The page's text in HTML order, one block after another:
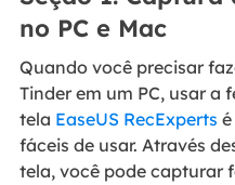
no PC e Mac
Quando você precisar
Tinder em um PC, usar a
tela EaseUS RecExperts
fáceis de usar. Através
tela, você pode capturar